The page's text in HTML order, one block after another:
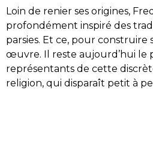
Loin de renier ses origines,
profondément inspiré des
parsies. Et ce, pour construire
œuvre. Il reste aujourd’hui le
représentants de cette
religion, qui disparaît petit à